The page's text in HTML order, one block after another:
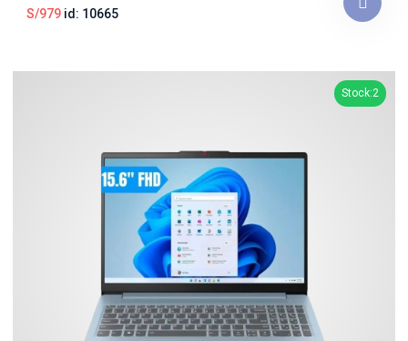
S/979 id: 10665
Stock:2